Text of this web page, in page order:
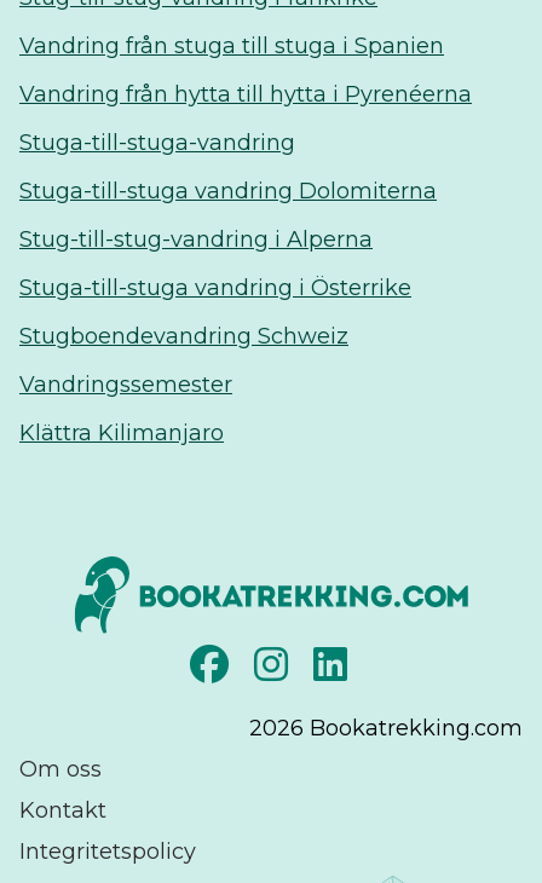
Vandring från stuga till stuga i Spanien
Vandring från hytta till hytta i Pyrenéerna
Stuga-till-stuga-vandring
Stuga-till-stuga vandring Dolomiterna
Stug-till-stug-vandring i Alperna
Stuga-till-stuga vandring i Österrike
Stugboendevandring Schweiz
Vandringssemester
Klättra Kilimanjaro
2026 Bookatrekking.com
Om oss
Kontakt
Integritetspolicy